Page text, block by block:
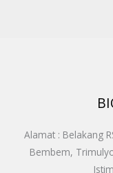
Alamat : Belakang
Bembem,